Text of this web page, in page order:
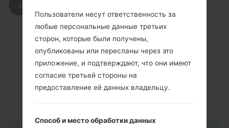
Пользователи несут ответственность за
любые персональные данные третьих
сторон, которые были получены,
опубликованы или пересланы через это
приложение, и подтверждают, что они имеют
согласие третьей стороны на
предоставление её данных владельцу.
Способ и место обработки данных